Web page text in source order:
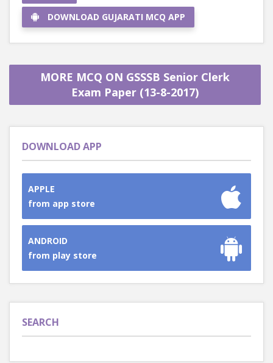
DOWNLOAD GUJARATI MCQ APP
MORE MCQ ON GSSSB Senior Clerk
Exam Paper (13-8-2017)
DOWNLOAD APP
APPLE
from app store
ANDROID
from play store
SEARCH